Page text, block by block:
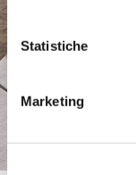
Statistiche
Marketing